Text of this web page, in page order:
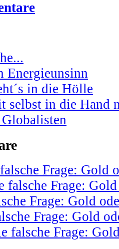
Energieunsinn
in die Hölle
selbst in die Hand
Frage: Gold
falsche Frage:
Frage: Gold
Frage: Gold
falsche Frage: